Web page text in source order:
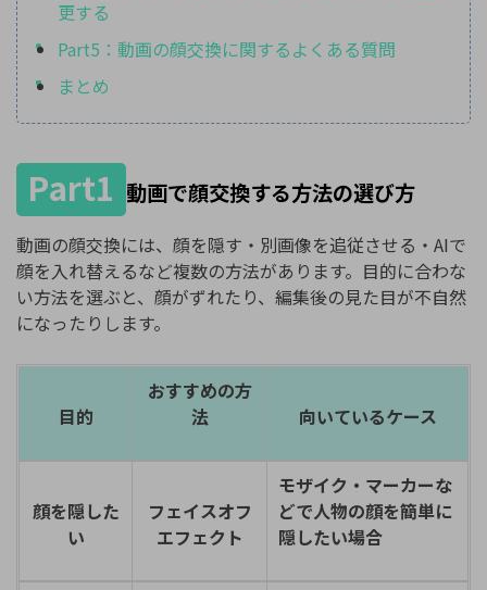
更する
Part5：動画の顔交換に関するよくある質問
まとめ
Part1 動画で顔交換する方法の選び方
動画の顔交換には、顔を隠す・別画像を追従させる・AIで
顔を入れ替えるなど複数の方法があります。目的に合わな
い方法を選ぶと、顔がずれたり、編集後の見た目が不自然
になったりします。
目的
おすすめの方
法
向いているケース
顔を隠した
い
フェイスオフ
エフェクト
モザイク・マーカーな
どで人物の顔を簡単に
隠したい場合